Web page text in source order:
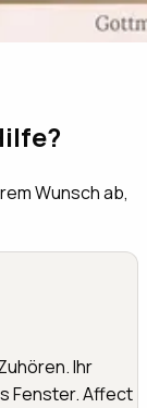
Wunsch ab,
Ihr
Fenster. Affect